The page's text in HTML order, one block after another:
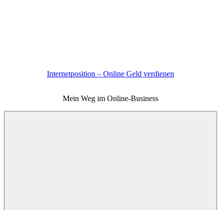
Internetposition – Online Geld verdienen
Mein Weg im Online-Business